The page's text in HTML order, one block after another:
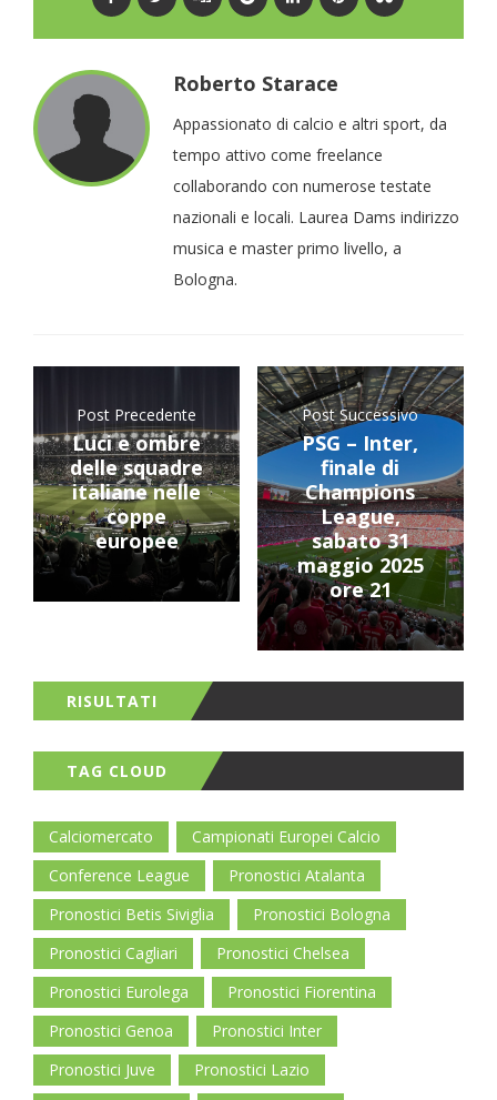
Roberto Starace
Appassionato di calcio e altri sport, da
tempo attivo come freelance
collaborando con numerose testate
nazionali e locali. Laurea Dams indirizzo
musica e master primo livello, a
Bologna.
Post Precedente
Luci e ombre
delle squadre
italiane nelle
coppe
europee
Post Successivo
PSG – Inter,
finale di
Champions
League,
sabato 31
maggio 2025
ore 21
RISULTATI
TAG CLOUD
Calciomercato
Campionati Europei Calcio
Conference League
Pronostici Atalanta
Pronostici Betis Siviglia
Pronostici Bologna
Pronostici Cagliari
Pronostici Chelsea
Pronostici Eurolega
Pronostici Fiorentina
Pronostici Genoa
Pronostici Inter
Pronostici Juve
Pronostici Lazio